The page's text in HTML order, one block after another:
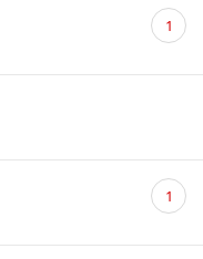
댓
글 1
댓
글 1